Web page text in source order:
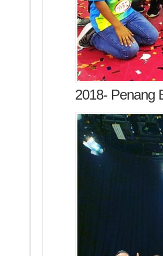
2018- Penang